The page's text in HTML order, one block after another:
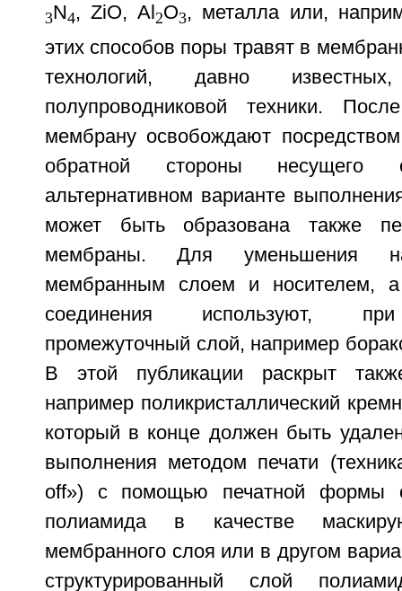
3N4, ZiO, Al 2О3, металла или,
этих способов поры травят в
технологий, давно
полупроводниковой техники.
мембрану освобождают
обратной стороны
альтернативном варианте
может быть образована также
мембраны. Для уменьшения
мембранным слоем и носителем,
соединения используют, при
промежуточный слой, например
В этой публикации раскрыт
например поликристаллический
который в конце должен быть
выполнения методом печати
off») с помощью печатной формы
полиамида в качестве
мембранного слоя или в другом
структурированный слой